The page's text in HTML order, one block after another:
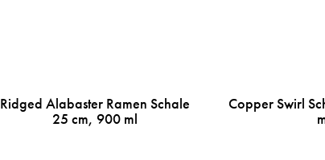
Ridged Alabaster Ramen Schale
25 cm, 900 ml
Copper Swirl